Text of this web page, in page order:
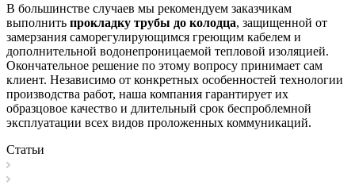
В большинстве случаев мы рекомендуем заказчикам
выполнить прокладку трубы до колодца, защищенной от
замерзания саморегулирующимся греющим кабелем и
дополнительной водонепроницаемой тепловой изоляцией.
Окончательное решение по этому вопросу принимает сам
клиент. Независимо от конкретных особенностей технологии
производства работ, наша компания гарантирует их
образцовое качество и длительный срок беспроблемной
эксплуатации всех видов проложенных коммуникаций.
Статьи